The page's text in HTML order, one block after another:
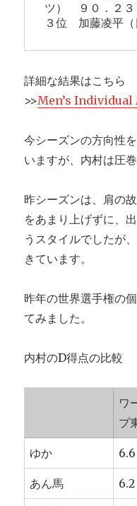
ツ）　９０．２３
３位　加藤凌平
詳細な結果はこちら
>>Men’s
今シーズンの方向性
いますが、内村は圧巻
昨シーズンは、肩の
をあまり上げずに、
うスタイルでしたが
きています。
昨年の世界選手権の
てみました。
内村のD得点の比較
ワ
プ
ゆか 6.6
あん馬 6.2